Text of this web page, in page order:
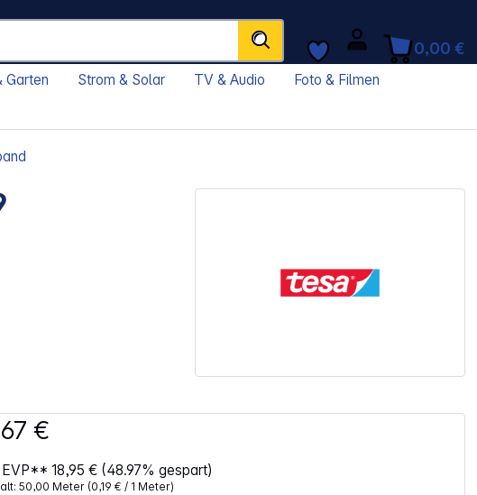
0,00 €
Garten Strom & Solar TV & Audio
Foto & Filmen
€
EVP**18,95 € (48.97% gespart)
50,00 Meter (0,19 € / 1 Meter)